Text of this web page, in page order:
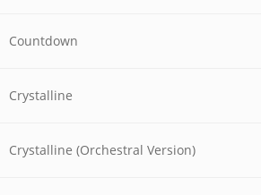
Countdown
Crystalline
Crystalline (Orchestral Version)